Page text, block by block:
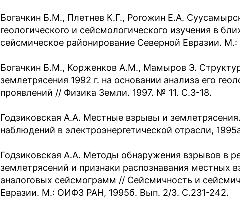
Богачкин Б.М., Плетнев К.Г., Рогожин Е.А.
геологического и сейсмологического изучения в
сейсмическое районирование Северной Евразии.
Богачкин Б.М., Корженков А.М., Мамыров Э.
землетрясения 1992 г. на основании анализа его
проявлений // Физика Земли. 1997. № 11. С.3-18.
Годзиковская А.А. Местные взрывы и
наблюдений в электроэнергетической отрасли,
Годзиковская А.А. Методы обнаружения взрывов в
землетрясений и признаки распознавания местных
аналоговых сейсмограмм // Сейсмичность и
Евразии. М.: ОИФЗ РАН, 1995б. Вып. 2/3. С.231-242.